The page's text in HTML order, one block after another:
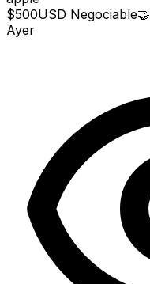
$500USD Negociable🤝
Ayer